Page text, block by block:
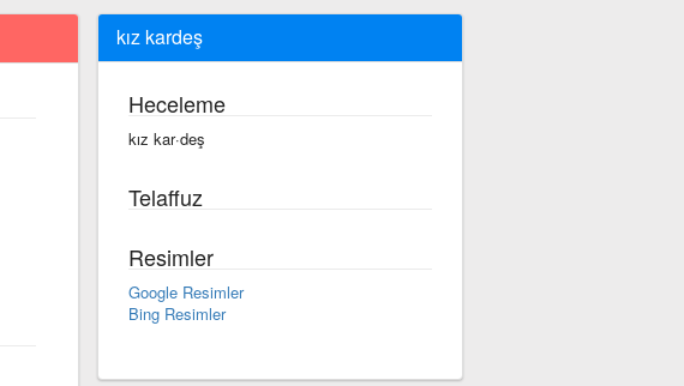
kız kardeş
Heceleme
kız kar·deş
Telaffuz
Resimler
Google Resimler
Bing Resimler